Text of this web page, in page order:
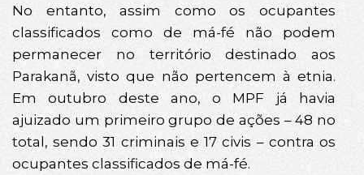
No entanto, assim como os ocupantes
classificados como de má-fé não podem
permanecer no território destinado aos
Parakanã, visto que não pertencem à etnia.
Em outubro deste ano, o MPF já havia
ajuizado um primeiro grupo de ações – 48 no
total, sendo 31 criminais e 17 civis – contra os
ocupantes classificados de má-fé.